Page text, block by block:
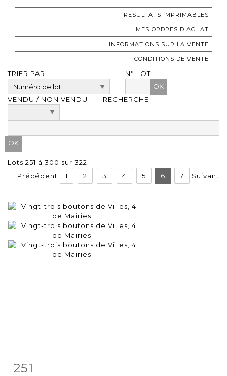
RÉSULTATS IMPRIMABLES
MES ORDRES D'ACHAT
INFORMATIONS SUR LA VENTE
CONDITIONS DE VENTE
TRIER PAR
N° LOT
OK
VENDU / NON VENDU
RECHERCHE
Lots 251 à 300 sur 322
Précédent
1 2 3 4 5 6 7 Suivant
251